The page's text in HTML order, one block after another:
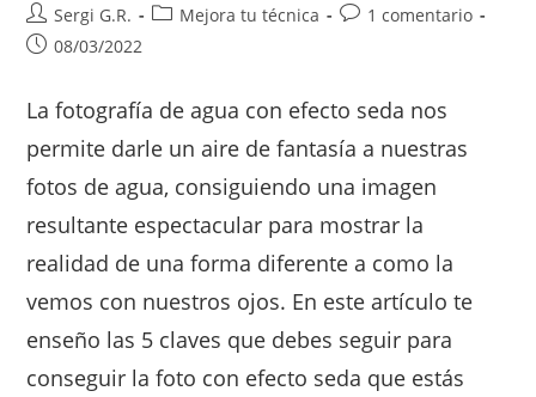
Sergi G.R. Mejora tu técnica
1 comentario
08/03/2022
La fotografía de agua con efecto seda nos
permite darle un aire de fantasía a nuestras
fotos de agua, consiguiendo una imagen
resultante espectacular para mostrar la
realidad de una forma diferente a como la
vemos con nuestros ojos. En este artículo te
enseño las 5 claves que debes seguir para
conseguir la foto con efecto seda que estás